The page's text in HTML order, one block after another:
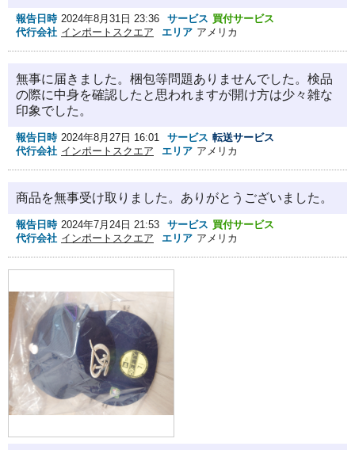
報告日時 2024年8月31日 23:36 サービス 買付サービス
代行会社 インポートスクエア エリア アメリカ
無事に届きました。梱包等問題ありませんでした。検品
の際に中身を確認したと思われますが開け方は少々雑な
印象でした。
報告日時 2024年8月27日 16:01 サービス 転送サービス
代行会社 インポートスクエア エリア アメリカ
商品を無事受け取りました。ありがとうございました。
報告日時 2024年7月24日 21:53 サービス 買付サービス
代行会社 インポートスクエア エリア アメリカ